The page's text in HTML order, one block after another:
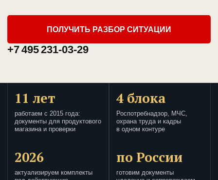
ПОЛУЧИТЬ РАЗБОР СИТУАЦИИ
+7 495 231-03-29
11 лет
работаем с 2015 года:
документы для продуктового
магазина и проверки
4 блока
Роспотребнадзор, МЧС,
охрана труда и кадры
в одном контуре
2026
актуализируем комплекты
по России
готовим документы